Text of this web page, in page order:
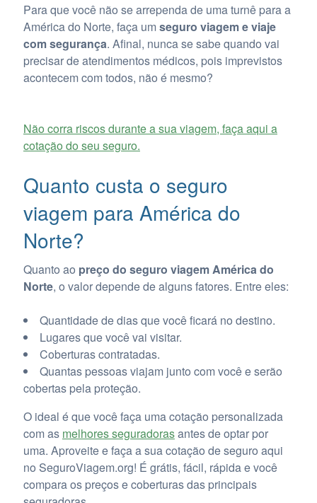
Para que você não se arrependa de uma turnê para a
América do Norte, faça umseguro viageme viaje
com segurança. Afinal, nunca se sabe quando vai
precisar de atendimentos médicos, pois imprevistos
acontecem com todos, não é mesmo?
Não corra riscos durante a sua viagem, faça aqui a
cotação do seu seguro.
Quanto custa o seguro
viagem para América do
Norte?
Quanto ao preço do seguro viagem América do
Norte, o valor depende de alguns fatores. Entre eles:
Quantidade de dias que você ficará no destino.
Lugares que você vai visitar.
Coberturas contratadas.
Quantas pessoas viajam junto com você e serão
cobertas pela proteção.
O ideal é que você faça uma cotação personalizada
com as melhores seguradorasantes de optar por
uma. Aproveite e faça a sua cotação de seguro aqui
no SeguroViagem.org! É grátis, fácil, rápida e você
compara os preços e coberturas das principais